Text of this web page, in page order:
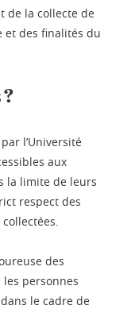
de la collecte de
et des finalités du
?
l’Université
aux
la limite de leurs
respect des
des
personnes
le cadre de